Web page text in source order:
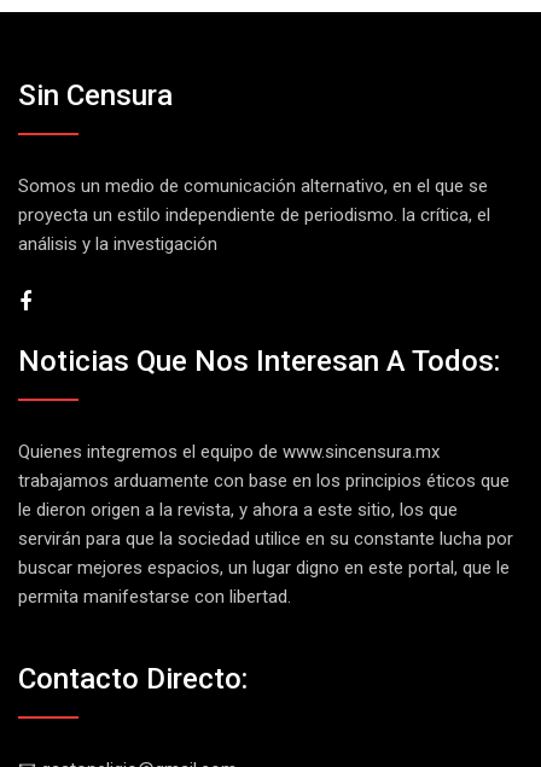
Sin Censura
Somos un medio de comunicación alternativo, en el que se
proyecta un estilo independiente de periodismo. la crítica, el
análisis y la investigación
Noticias Que Nos Interesan A Todos:
Quienes integremos el equipo de www.sincensura.mx
trabajamos arduamente con base en los principios éticos que
le dieron origen a la revista, y ahora a este sitio, los que
servirán para que la sociedad utilice en su constante lucha por
buscar mejores espacios, un lugar digno en este portal, que le
permita manifestarse con libertad.
Contacto Directo: